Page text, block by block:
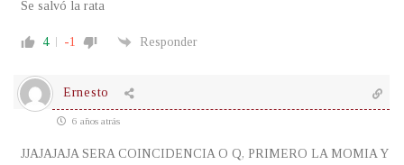
Se salvó la rata
4 -1 Responder
Ernesto
6 años atrás
JJAJAJAJA SERA COINCIDENCIA O Q, PRIMERO LA MOMIA Y